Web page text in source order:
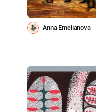
Anna Emelianova